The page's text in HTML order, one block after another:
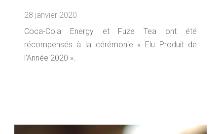
28 janvier 2020
Coca-Cola Energy et Fuze Tea ont été
récompensés à la cérémonie « Elu Produit de
l’Année 2020 ».